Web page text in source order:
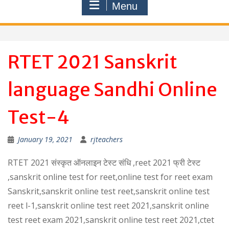
Menu
RTET 2021 Sanskrit
language Sandhi Online
Test-4
January 19, 2021 rjteachers
RTET 2021 संस्कृत ऑनलाइन टेस्ट संधि ,reet 2021 फ्री टेस्ट
,sanskrit online test for reet,online test for reet exam
Sanskrit,sanskrit online test reet,sanskrit online test
reet l-1,sanskrit online test reet 2021,sanskrit online
test reet exam 2021,sanskrit online test reet 2021,ctet